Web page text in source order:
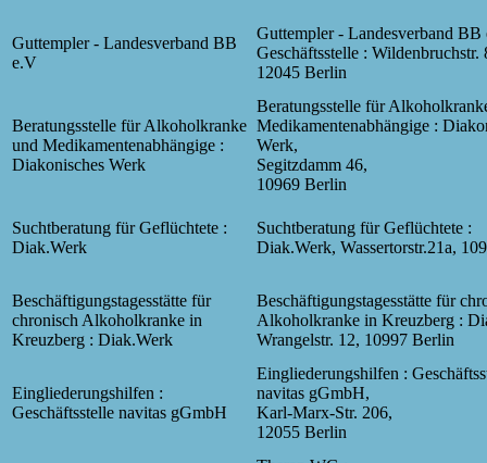
Guttempler - Landesverband BB
e.V
Guttempler - Landesverband BB
Geschäftsstelle : Wildenbruchstr.
12045 Berlin
Beratungsstelle für Alkoholkranke
und Medikamentenabhängige :
Diakonisches Werk
Beratungsstelle für
Medikamentenabhängige :
Werk,
Segitzdamm 46,
10969 Berlin
Suchtberatung für Geflüchtete :
Diak.Werk
Suchtberatung für Geflüchtete :
Diak.Werk, Wassertorstr.21a,
Beschäftigungstagesstätte für
chronisch Alkoholkranke in
Kreuzberg : Diak.Werk
Beschäftigungstagesstätte für
Alkoholkranke in Kreuzberg :
Wrangelstr. 12, 10997 Berlin
Eingliederungshilfen :
Geschäftsstelle navitas gGmbH
Eingliederungshilfen :
navitas gGmbH,
Karl-Marx-Str. 206,
12055 Berlin